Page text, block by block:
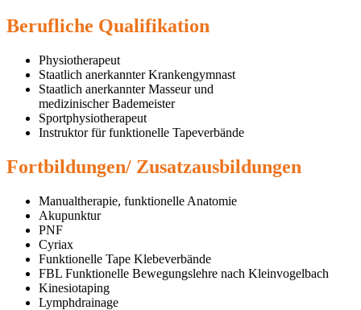
Berufliche Qualifikation
Physiotherapeut
Staatlich anerkannter Krankengymnast
Staatlich anerkannter Masseur und
medizinischer Bademeister
Sportphysiotherapeut
Instruktor für funktionelle Tapeverbände
Fortbildungen/ Zusatzausbildungen
Manualtherapie, funktionelle Anatomie
Akupunktur
PNF
Cyriax
Funktionelle Tape Klebeverbände
FBL Funktionelle Bewegungslehre nach Kleinvogelbach
Kinesiotaping
Lymphdrainage